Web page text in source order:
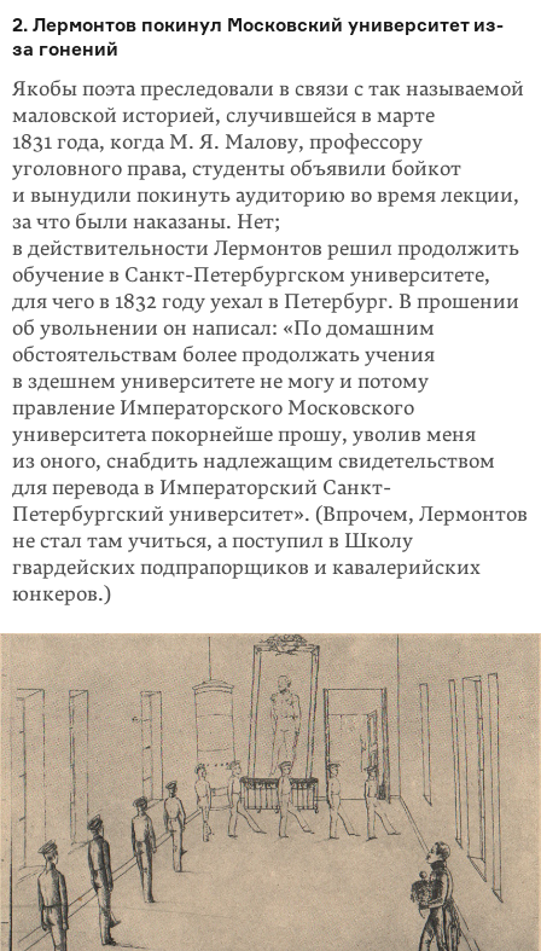
2. Лермонтов покинул Московский университет из-
за гонений
Якобы поэта преследовали в связи с так называемой
маловской историей, случившейся в марте
1831 года, когда М. Я. Малову, профессору
уголовного права, студенты объявили бойкот
и вынудили покинуть аудиторию во время лекции,
за что были наказаны. Нет;
в действительности Лермонтов решил продолжить
обучение в Санкт-Петербургском университете,
для чего в 1832 го­ду уехал в Петербург. В прошении
об увольнении он написал: «По домашним
обстоятельствам более продолжать учения
в здешнем университете не могу и потому
правление Императорского Московского
университета покорнейше прошу, уволив меня
из оного, снабдить надлежащим свидетельством
для пере­вода в Императорский Санкт-
Петербургский университет». (Впрочем, Лермон­тов
не стал там учиться, а поступил в Школу
гвардейских подпрапорщиков и кавалерийских
юнкеров.)